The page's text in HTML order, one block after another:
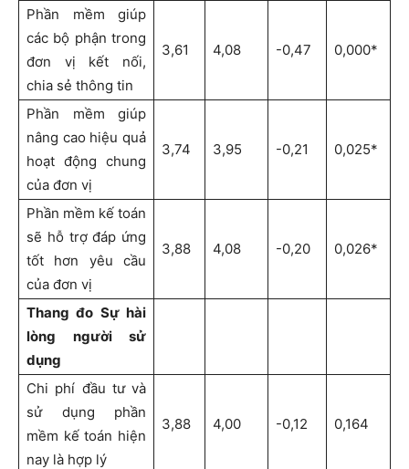
Phần mềm giúp
các bộ phận trong
đơn vị kết nối,
chia sẻ thông tin
3,61 4,08 -0,47 0,000*
Phần mềm giúp
nâng cao hiệu quả
hoạt động chung
của đơn vị
3,74 3,95 -0,21 0,025*
Phần mềm kế toán
sẽ hỗ trợ đáp ứng
tốt hơn yêu cầu
của đơn vị
3,88 4,08 -0,20 0,026*
Thang đo Sự hài
lòng người sử
dụng
Chi phí đầu tư và
sử dụng phần
mềm kế toán hiện
nay là hợp lý
3,88 4,00 -0,12 0,164